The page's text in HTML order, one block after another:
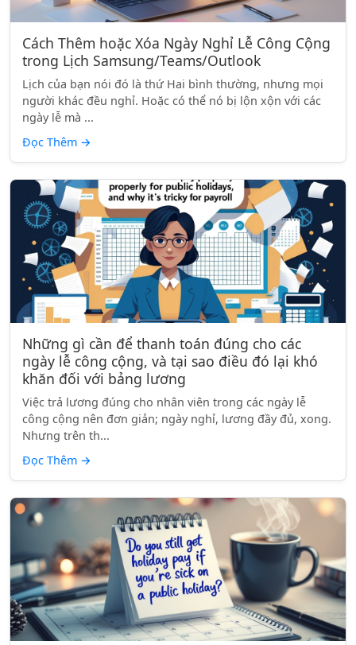
Cách Thêm hoặc Xóa Ngày Nghỉ Lễ Công Cộng
trong Lịch Samsung/Teams/Outlook
Lịch của bạn nói đó là thứ Hai bình thường, nhưng mọi
người khác đều nghỉ. Hoặc có thể nó bị lộn xộn với các
ngày lễ mà ...
Đọc Thêm →
Những gì cần để thanh toán đúng cho các
ngày lễ công cộng, và tại sao điều đó lại khó
khăn đối với bảng lương
Việc trả lương đúng cho nhân viên trong các ngày lễ
công cộng nên đơn giản; ngày nghỉ, lương đầy đủ, xong.
Nhưng trên th...
Đọc Thêm →